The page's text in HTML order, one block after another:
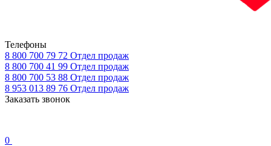
Телефоны
8 800 700 79 72 Отдел продаж
8 800 700 41 99 Отдел продаж
8 800 700 53 88 Отдел продаж
8 953 013 89 76 Отдел продаж
Заказать звонок
0